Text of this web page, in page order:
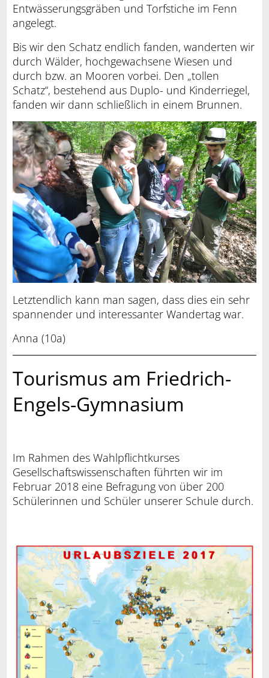
Entwässerungsgräben und Torfstiche im Fenn
angelegt.
Bis wir den Schatz endlich fanden, wanderten wir
durch Wälder, hochgewachsene Wiesen und
durch bzw. an Mooren vorbei. Den „tollen
Schatz“, bestehend aus Duplo- und Kinderriegel,
fanden wir dann schließlich in einem Brunnen.
Letztendlich kann man sagen, dass dies ein sehr
spannender und interessanter Wandertag war.
Anna (10a)
Tourismus am Friedrich-
Engels-Gymnasium
Im Rahmen des Wahlpflichtkurses
Gesellschaftswissenschaften führten wir im
Februar 2018 eine Befragung von über 200
Schülerinnen und Schüler unserer Schule durch.